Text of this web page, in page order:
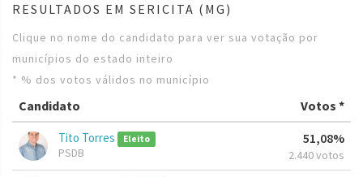
RESULTADOS EM SERICITA (MG)
Clique no nome do candidato para ver sua votação por
municípios do estado inteiro
* % dos votos válidos no município
Candidato Votos *
Tito Torres Eleito
PSDB
51,08%
2.440 votos